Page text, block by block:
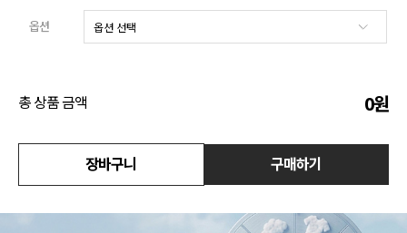
코디템
옵션
총 상품 금액 0원
장바구니 구매하기